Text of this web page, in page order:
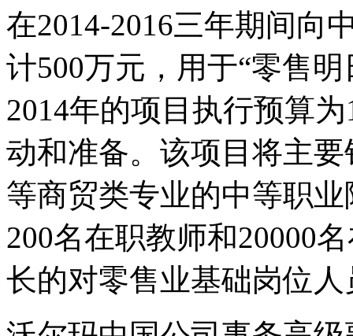
在2014-2016三年期间向
计500万元，用于“零售
2014年的项目执行预算
动和准备。该项目将主
等商贸类专业的中等职
200名在职教师和20000
长的对零售业基础岗位